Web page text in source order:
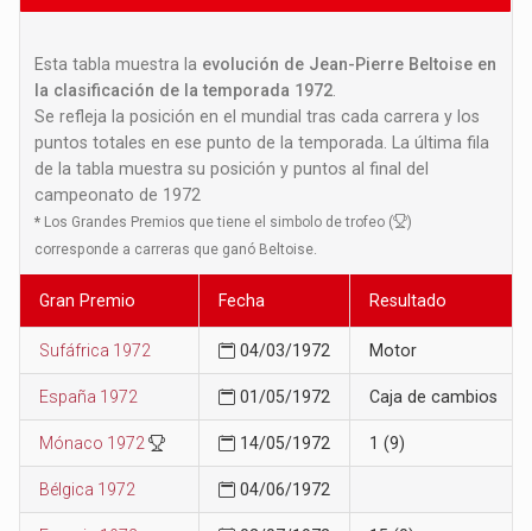
Esta tabla muestra la evolución de Jean-Pierre Beltoise en
la clasificación de la temporada 1972
Se refleja la posición en el mundial tras cada carrera y los
puntos totales en ese punto de la temporada. La última fila
de la tabla muestra su posición y puntos al final del
campeonato de 1972
* Los Grandes Premios que tiene el simbolo de trofeo (
)
corresponde a carreras que ganó Beltoise.
Gran Premio Fecha Resultado
Sufáfrica 1972 04/03/1972 Motor
España 1972 01/05/1972 Caja de cambios
Mónaco 1972 14/05/1972 1 (9)
Bélgica 1972 04/06/1972